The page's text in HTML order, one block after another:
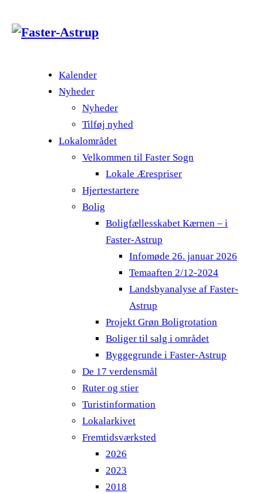
Kalender
Nyheder
Nyheder
Tilføj nyhed
Lokalområdet
Velkommen til Faster Sogn
Lokale Ærespriser
Hjertestartere
Bolig
Boligfællesskabet Kærnen – i
Faster-Astrup
Infomøde 26. januar 2026
Temaaften 2/12-2024
Landsbyanalyse af Faster-
Astrup
Projekt Grøn Boligrotation
Boliger til salg i området
Byggegrunde i Faster-Astrup
De 17 verdensmål
Ruter og stier
Turistinformation
Lokalarkivet
Fremtidsværksted
2026
2023
2018